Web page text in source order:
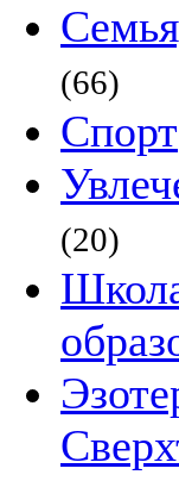
(66)
Спорт
(20)